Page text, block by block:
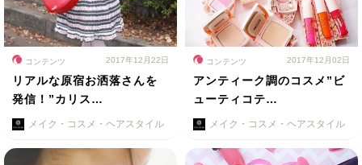
コンテンツ 2017年12月22日
リアルな原宿お洒落さんを
発信！”カリス…
メイク・コスメ・ヘアスタイル
コンテンツ 2017年12月02日
アンティーク調のコスメ”ビ
ューティコテ…
メイク・コスメ・ヘアスタイル